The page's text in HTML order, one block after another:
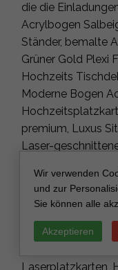
die die
Acrylbogen
Ständer, bemalte
Grüner Gold Plexi
Hochzeits
Moderne Bogen
premium, Luxus
Laser-
Platznamen,
individuelle
Laserplatzkarten,
Wir verwenden
und zur
Sie können alle
Akzeptieren